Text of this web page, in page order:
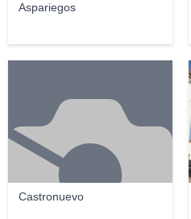
Aspariegos
Castronuevo